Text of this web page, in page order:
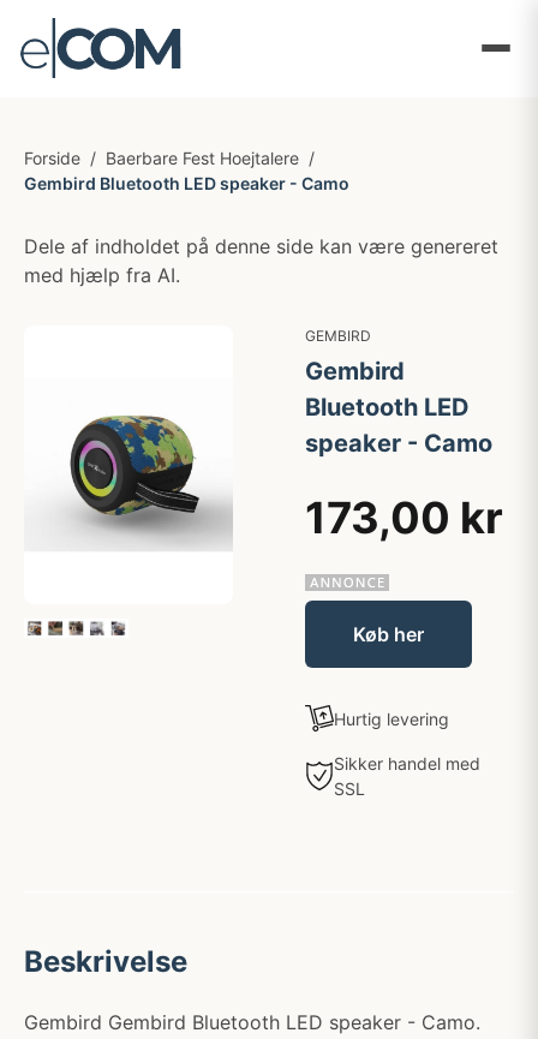
Forside / Baerbare Fest Hoejtalere /
Gembird Bluetooth LED speaker - Camo
Dele af indholdet på denne side kan være genereret
med hjælp fra AI.
GEMBIRD
Gembird
Bluetooth LED
speaker - Camo
173,00 kr
Køb her
Hurtig levering
Sikker handel med
SSL
Beskrivelse
Gembird Gembird Bluetooth LED speaker - Camo.